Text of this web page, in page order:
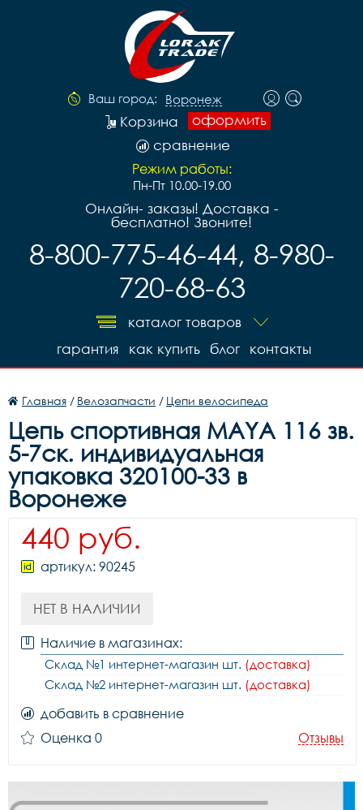
Ваш город: Воронеж
оформить
Корзина
сравнение
Режим работы:
Пн-Пт 10.00-19.00
Онлайн- заказы! Доставка -
бесплатно! Звоните!
8-800-775-46-44, 8-980-
720-68-63
каталог товаров
контакты
блог
как купить
гарантия
Главная / Велозапчасти / Цепи велосипеда
Цепь cпортивная MAYA 116 зв.
5-7ск. индивидуальная
упаковка 320100-33 в
Воронеже
440 руб.
артикул: 90245
НЕТ В НАЛИЧИИ
Наличие в магазинах:
Склад №1 интернет-магазин шт. (доставка)
Склад №2 интернет-магазин шт. (доставка)
добавить в сравнение
Оценка 0
Отзывы